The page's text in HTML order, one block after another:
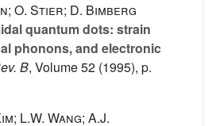
O. Stier; D. Bimberg
quantum dots: strain
phonons, and electronic
B, Volume 52 (1995), p.
L.W. Wang; A.J.